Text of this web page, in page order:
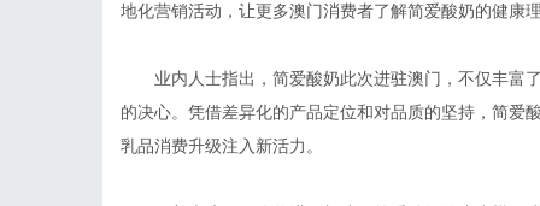
地化营销活动，让更多澳门消费者了解简爱酸奶的健康
业内人士指出，简爱酸奶此次进驻澳门，不仅丰富
的决心。凭借差异化的产品定位和对品质的坚持，简爱
乳品消费升级注入新活力。